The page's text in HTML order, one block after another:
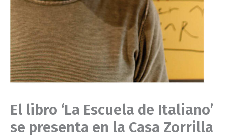
El libro ‘La Escuela de Italiano’
se presenta en la Casa Zorrilla